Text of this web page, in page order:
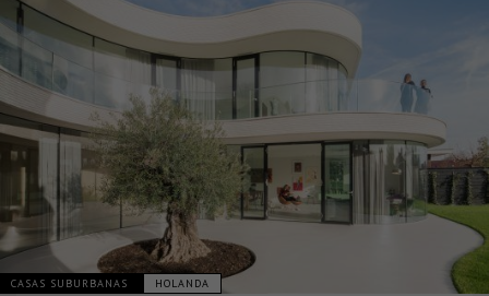
CASAS SUBURBANAS HOLANDA